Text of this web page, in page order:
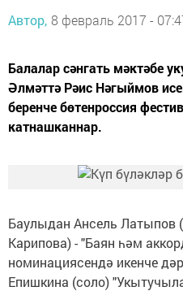
Автор, 8 февраль 2017 -
Балалар сәнгать мәктәбе
Әлмәттә Рәис Нәгыймов
беренче бөтенроссия
катнашканнар.
Баулыдан Ансель Латыпов
Карипова) - "Баян һәм
номинациясендә икенче
Епишкина (соло)